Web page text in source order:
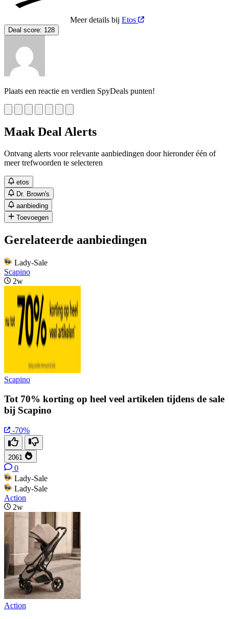
Meer details bij Etos
Deal score: 128
Plaats een reactie en verdien SpyDeals punten!
Maak Deal Alerts
Ontvang alerts voor relevante aanbiedingen door hieronder één of
meer trefwoorden te selecteren
etos
Dr. Brown's
aanbieding
Toevoegen
Gerelateerde aanbiedingen
Lady-Sale
Scapino
2w
Scapino
Tot 70% korting op heel veel artikelen tijdens de sale
bij Scapino
-70%
2061
0
Lady-Sale
Lady-Sale
Action
2w
Action